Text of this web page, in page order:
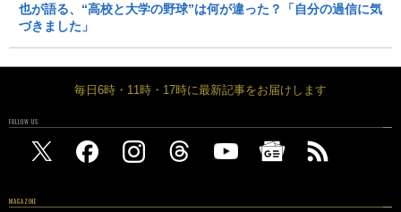
也が語る、“高校と大学の野球”は何が違った？「自分の過信に気
づきました」
毎日6時・11時・17時に最新記事をお届けします
FOLLOW US
MAGAZINE